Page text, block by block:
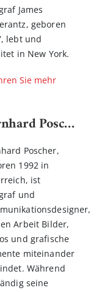
James
geboren
lebt und
in New York.
Sie mehr
Bernhard Poscher
Poscher,
1992 in
ist
und
Arbeit Bilder,
und grafische
miteinander
Während
seine